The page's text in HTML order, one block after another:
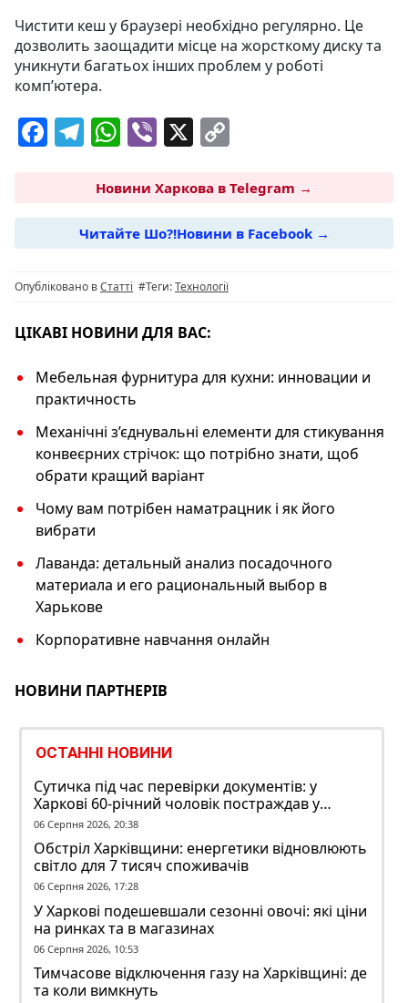
Чистити кеш у браузері необхідно регулярно. Це
дозволить заощадити місце на жорсткому диску та
уникнути багатьох інших проблем у роботі
комп’ютера.
F
e
b
o
k
T
e
g
ra
m
W
at
s
A
p
Vi
er
X
p
y
Li
Новини Харкова в Telegram →
Читайте Шо?!Новини в Facebook →
Опубліковано вСтатті #Теги:Технології
ЦІКАВІ НОВИНИ ДЛЯ ВАС:
Мебельная фурнитура для кухни: инновации и
практичность
Механічні з’єднувальні елементи для стикування
конвеєрних стрічок: що потрібно знати, щоб
обрати кращий варіант
Чому вам потрібен наматрацник і як його
вибрати
Лаванда: детальный анализ посадочного
материала и его рациональный выбор в
Харькове
Корпоративне навчання онлайн
НОВИНИ ПАРТНЕРІВ
ОСТАННІ НОВИНИ
Сутичка під час перевірки документів: у
Харкові 60-річний чоловік постраждав у
конфлікті з ТЦК
06 Серпня 2026, 20:38
Обстріл Харківщини: енергетики відновлюють
світло для 7 тисяч споживачів
06 Серпня 2026, 17:28
У Харкові подешевшали сезонні овочі: які ціни
на ринках та в магазинах
06 Серпня 2026, 10:53
Тимчасове відключення газу на Харківщині: де
та коли вимкнуть